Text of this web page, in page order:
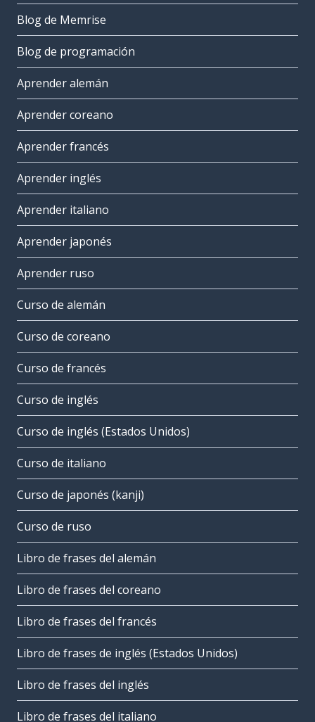
Blog de Memrise
Blog de programación
Aprender alemán
Aprender coreano
Aprender francés
Aprender inglés
Aprender italiano
Aprender japonés
Aprender ruso
Curso de alemán
Curso de coreano
Curso de francés
Curso de inglés
Curso de inglés (Estados Unidos)
Curso de italiano
Curso de japonés (kanji)
Curso de ruso
Libro de frases del alemán
Libro de frases del coreano
Libro de frases del francés
Libro de frases de inglés (Estados Unidos)
Libro de frases del inglés
Libro de frases del italiano